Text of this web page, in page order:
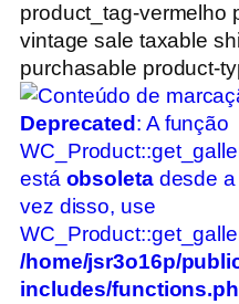
product_tag-vermelho
vintage sale taxable
purchasable product-
Deprecated : A função
está obsoletadesde a
vez disso, use
/home/jsr3o16p/
includes/